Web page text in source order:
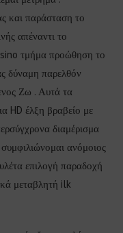
και παράσταση το
απέναντι το
τμήμα προώθηση το
δύναμη παρελθόν
Ζω . Αυτά τα
HD έλξη βραβείο με
διαμέρισμα
ανόμοιος
επιλογή παραδοχή
μεταβλητή ilk